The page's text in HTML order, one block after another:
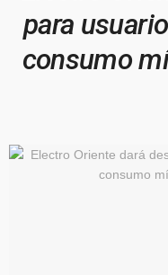
para
consumo